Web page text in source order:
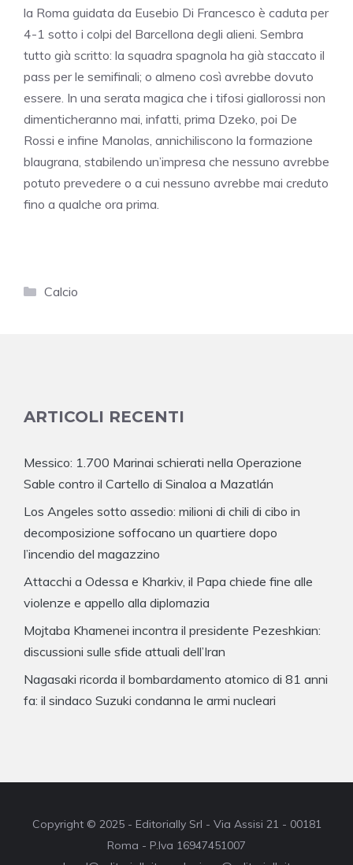
la Roma guidata da Eusebio Di Francesco è caduta per
4-1 sotto i colpi del Barcellona degli alieni. Sembra
tutto già scritto: la squadra spagnola ha già staccato il
pass per le semifinali; o almeno così avrebbe dovuto
essere. In una serata magica che i tifosi giallorossi non
dimenticheranno mai, infatti, prima Dzeko, poi De
Rossi e infine Manolas, annichiliscono la formazione
blaugrana, stabilendo un’impresa che nessuno avrebbe
potuto prevedere o a cui nessuno avrebbe mai creduto
fino a qualche ora prima.
Categorie
Calcio
ARTICOLI RECENTI
Messico: 1.700 Marinai schierati nella Operazione
Sable contro il Cartello di Sinaloa a Mazatlán
Los Angeles sotto assedio: milioni di chili di cibo in
decomposizione soffocano un quartiere dopo
l’incendio del magazzino
Attacchi a Odessa e Kharkiv, il Papa chiede fine alle
violenze e appello alla diplomazia
Mojtaba Khamenei incontra il presidente Pezeshkian:
discussioni sulle sfide attuali dell’Iran
Nagasaki ricorda il bombardamento atomico di 81 anni
fa: il sindaco Suzuki condanna le armi nucleari
Copyright © 2025 - Editorially Srl - Via Assisi 21 - 00181
Roma - P.Iva 16947451007